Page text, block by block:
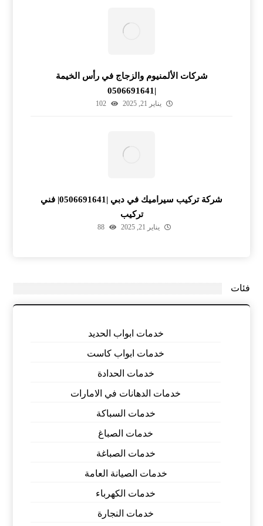
شركات الألمنيوم والزجاج في رأس الخيمة
|0506691641
يناير 21, 2025 102
شركة تركيب سيراميك في دبي |0506691641| فني
تركيب
يناير 21, 2025 88
فئات
خدمات ابواب الحديد
خدمات ابواب كاست
خدمات الحدادة
خدمات الدهانات في الامارات
خدمات السباكة
خدمات الصباغ
خدمات الصباغة
خدمات الصيانة العامة
خدمات الكهرباء
خدمات النجارة